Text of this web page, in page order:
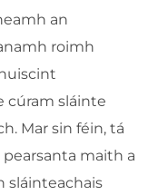
an
roimh
cúram sláinte
Mar sin féin, tá
maith a
sláinteachais